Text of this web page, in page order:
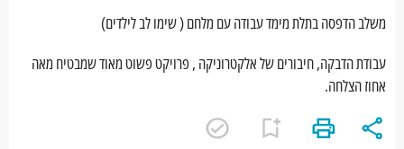
משלב הדפסה בתלת מימד עבודה עם מלחם ( שימו לב לילדים)
עבודת הדבקה, חיבורים של אלקטרוניקה , פרויקט פשוט מאוד שמבטיח מאה
אחוז הצלחה.